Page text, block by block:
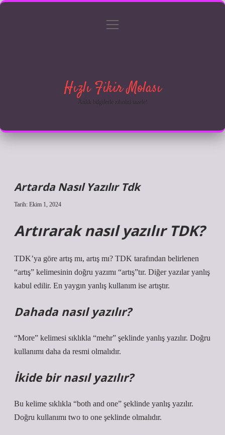
Gizlilik Politikası
menüyü
Hızlı Fikir Molası
Anlık bilgilerle zihnini tazele!
Artarda Nasıl Yazılır Tdk
Tarih: Ekim 1, 2024
Artırarak nasıl yazılır TDK?
TDK’ya göre artış mı, artış mı? TDK tarafından belirlenen
“artış” kelimesinin doğru yazımı “artış”tır. Diğer yazılar yanlış
kabul edilir. En yaygın yanlış kullanım ise artıştır.
Dahada nasıl yazılır?
“More” kelimesi sıklıkla “mehr” şeklinde yanlış yazılır. Doğru
kullanımı daha da resmi olmalıdır.
İkide bir nasıl yazılır?
Bu kelime sıklıkla “both and one” şeklinde yanlış yazılır.
Doğru kullanımı two to one şeklinde olmalıdır.